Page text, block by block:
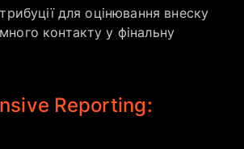
для оцінювання внеску
контакту у фінальну
Reporting: